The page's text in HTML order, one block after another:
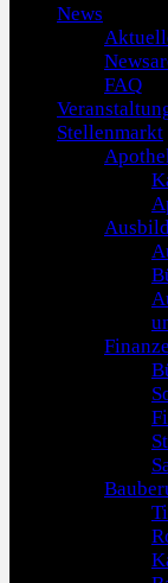
News
FAQ
Stellenmarkt